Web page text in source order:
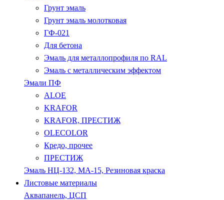
Грунт эмаль
Грунт эмаль молотковая
ГФ-021
Для бетона
Эмаль для металлопрофиля по RAL
Эмаль с металлическим эффектом
Эмали ПФ
ALOE
KRAFOR
KRAFOR, ПРЕСТИЖ
OLECOLOR
Кредо, прочее
ПРЕСТИЖ
Эмаль НЦ-132, МА-15, Резиновая краска
Листовые материалы
Аквапанель, ЦСП